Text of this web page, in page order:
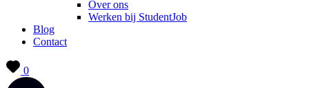
Over ons
Werken bij StudentJob
Blog
Contact
0